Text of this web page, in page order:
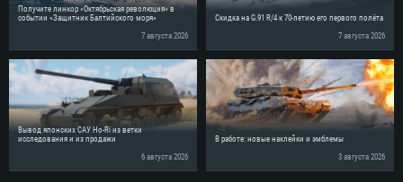
Получите линкор «Октябрьская революция» в
событии «Защитник Балтийского моря»
7 августа 2026
Скидка на G.91 R/4 к 70-летию его первого полёта
7 августа 2026
Вывод японских САУ Ho-Ri из ветки
исследования и из продажи
6 августа 2026
В работе: новые наклейки и эмблемы
3 августа 2026